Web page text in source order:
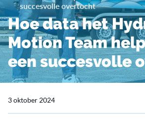
succesvolle overtocht
Hoe data het
Motion Team
een succesvolle
3 oktober 2024